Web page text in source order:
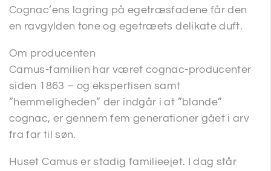
Cognac’ens lagring på egetræsfadene får den
en ravgylden tone og egetræets delikate duft.
Om producenten
Camus-familien har været cognac-producenter
siden 1863 – og ekspertisen samt
”hemmeligheden” der indgår i at ”blande”
cognac, er gennem fem generationer gået i arv
fra far til søn.
Huset Camus er stadig familieejet. I dag står